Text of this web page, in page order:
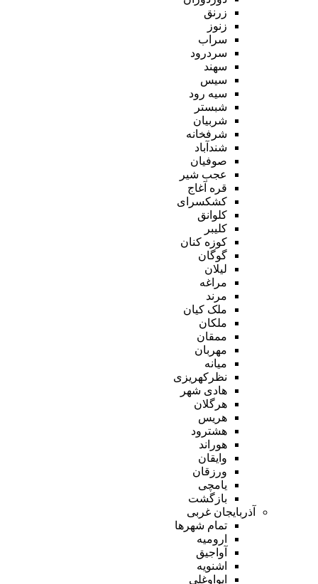
زرنق
زنوز
سراب
سردرود
سهند
سیس
سیه رود
شبستر
شربیان
شرفخانه
شندآباد
صوفیان
عجب شیر
قره آغاج
کشکسرای
کلوانق
کلیبر
کوزه کنان
گوگان
لیلان
مراغه
مرند
ملک کیان
ملکان
ممقان
مهربان
میانه
نظرکهریزی
هادی شهر
هرگلان
هریس
هشترود
هوراند
وایقان
ورزقان
یامچی
بازگشت
آذربایجان غربی
تمام شهر‌ها
ارومیه
آواجیق
اشنویه
ایواوغلی